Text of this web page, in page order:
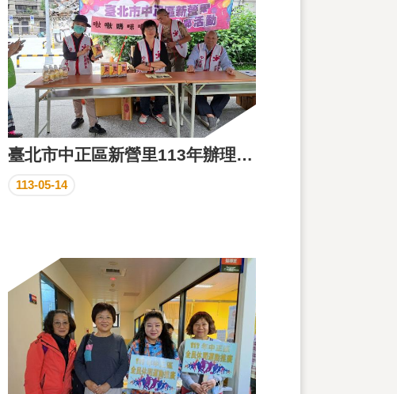
臺北市中正區新營里113年辦理啾啾媽咪母親節啾感馨活動
113-05-14